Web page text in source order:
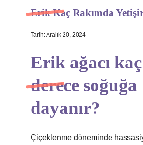
Hakkımızda
Erik Kaç Rakımda
Tarih: Aralık 20, 2024
Erik ağacı kaç
derece soğuğa
dayanır?
Çiçeklenme döneminde